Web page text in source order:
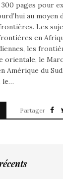
pages pour
au moyen
Les
en
les
orientale, le
Amérique du
le…
Partager